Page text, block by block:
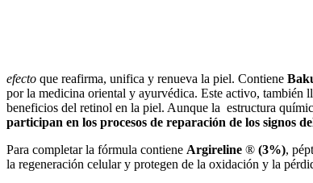
efecto que reafirma, unifica y renueva la piel. Contiene
por la medicina oriental y ayurvédica. Este activo, también
beneficios del retinol en la piel. Aunque la estructura
participan en los procesos de reparación de los signos
Para completar la fórmula contiene Argireline ® (3%),
la regeneración celular y protegen de la oxidación y la